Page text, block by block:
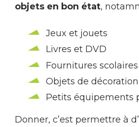
objets en bon état,
Jeux et jouets
Livres et DVD
Fournitures scolaires
Objets de décoration
Petits équipements
Donner, c’est permettre à